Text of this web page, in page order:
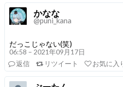
かなな
@puni_kana
だっこじゃない(笑)
06:58 – 2021年09月17日
返信
リツイート お気に入